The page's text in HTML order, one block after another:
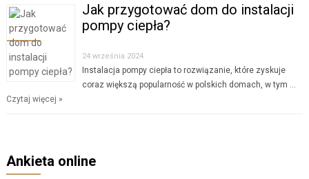
Jak przygotować dom do instalacji
pompy ciepła?
24 września 2024
Instalacja pompy ciepła to rozwiązanie, które zyskuje
coraz większą popularność w polskich domach, w tym …
Czytaj więcej »
Ankieta online